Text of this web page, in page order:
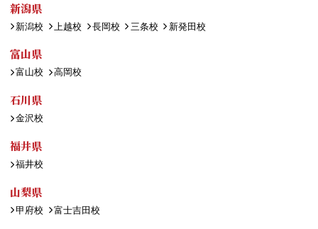
新潟県
新潟校 上越校 長岡校 三条校 新発田校
富山県
富山校 高岡校
石川県
金沢校
福井県
福井校
山梨県
甲府校 富士吉田校